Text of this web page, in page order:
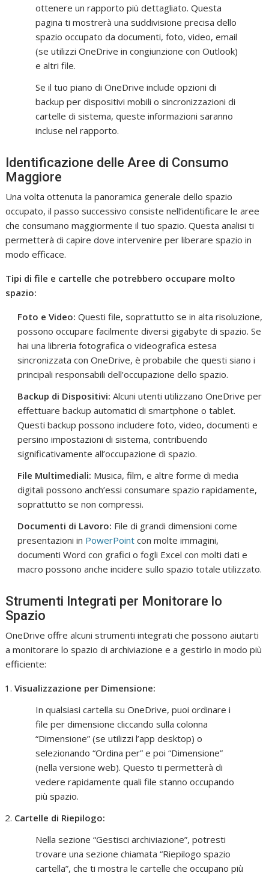
ottenere un rapporto più dettagliato. Questa
pagina ti mostrerà una suddivisione precisa dello
spazio occupato da documenti, foto, video, email
(se utilizzi OneDrive in congiunzione con Outlook)
e altri file.
Se il tuo piano di OneDrive include opzioni di
backup per dispositivi mobili o sincronizzazioni di
cartelle di sistema, queste informazioni saranno
incluse nel rapporto.
Identificazione delle Aree di Consumo
Maggiore
Una volta ottenuta la panoramica generale dello spazio
occupato, il passo successivo consiste nell’identificare le aree
che consumano maggiormente il tuo spazio. Questa analisi ti
permetterà di capire dove intervenire per liberare spazio in
modo efficace.
Tipi di file e cartelle che potrebbero occupare molto
spazio:
Foto e Video: Questi file, soprattutto se in alta risoluzione,
possono occupare facilmente diversi gigabyte di spazio. Se
hai una libreria fotografica o videografica estesa
sincronizzata con OneDrive, è probabile che questi siano i
principali responsabili dell’occupazione dello spazio.
Backup di Dispositivi: Alcuni utenti utilizzano OneDrive per
effettuare backup automatici di smartphone o tablet.
Questi backup possono includere foto, video, documenti e
persino impostazioni di sistema, contribuendo
significativamente all’occupazione di spazio.
File Multimediali: Musica, film, e altre forme di media
digitali possono anch’essi consumare spazio rapidamente,
soprattutto se non compressi.
Documenti di Lavoro: File di grandi dimensioni come
presentazioni in PowerPoint con molte immagini,
documenti Word con grafici o fogli Excel con molti dati e
macro possono anche incidere sullo spazio totale utilizzato.
Strumenti Integrati per Monitorare lo
Spazio
OneDrive offre alcuni strumenti integrati che possono aiutarti
a monitorare lo spazio di archiviazione e a gestirlo in modo più
efficiente:
Visualizzazione per Dimensione:
In qualsiasi cartella su OneDrive, puoi ordinare i
file per dimensione cliccando sulla colonna
“Dimensione” (se utilizzi l’app desktop) o
selezionando “Ordina per” e poi “Dimensione”
(nella versione web). Questo ti permetterà di
vedere rapidamente quali file stanno occupando
più spazio.
Cartelle di Riepilogo:
Nella sezione “Gestisci archiviazione”, potresti
trovare una sezione chiamata “Riepilogo spazio
cartella”, che ti mostra le cartelle che occupano più